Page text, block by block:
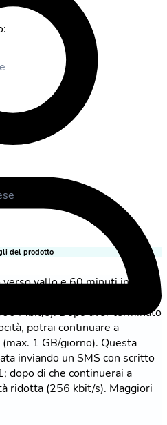
del prodotto
yallo e 60 minuti in tutte
in Svizzera incluso 1 GB
Mbit/s). Dopo aver terminato
potrai continuare a
1 GB/giorno). Questa
inviando un SMS con scritto
dopo di che continuerai a
ridotta (256 kbit/s). Maggiori